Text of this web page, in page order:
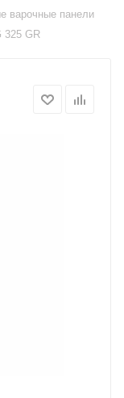
варочные панели
325 GR